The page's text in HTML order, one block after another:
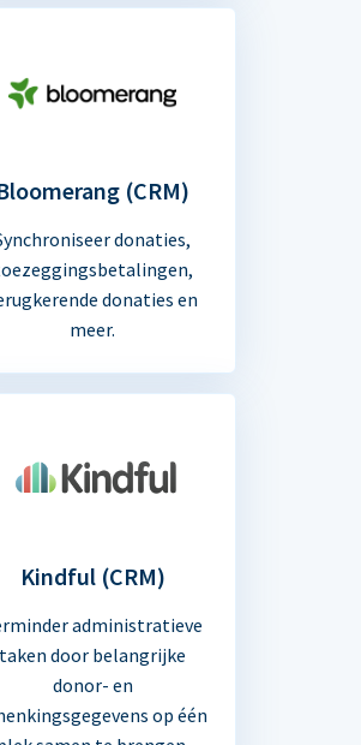
(CRM)
donaties,
donaties en
meer.
Kindful (CRM)
administratieve
taken door belangrijke
donor- en
op één